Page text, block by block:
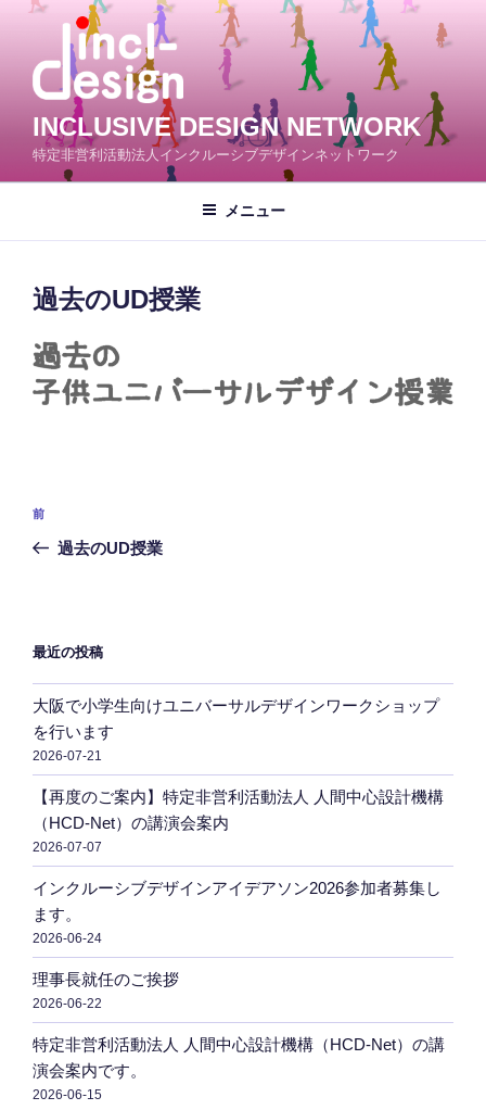
プ
INCLUSIVE DESIGN NETWORK
特定非営利活動法人インクルーシブデザインネットワーク
メニュー
過去のUD授業
投
ナ
ー
シ
ョ
ン
前
の
前
過去のUD授業
最近の投稿
大阪で小学生向けユニバーサルデザインワークショップ
を行います
2026-07-21
【再度のご案内】特定非営利活動法人 人間中心設計機構
（HCD-Net）の講演会案内
2026-07-07
インクルーシブデザインアイデアソン2026参加者募集し
ます。
2026-06-24
理事長就任のご挨拶
2026-06-22
特定非営利活動法人 人間中心設計機構（HCD-Net）の講
演会案内です。
2026-06-15